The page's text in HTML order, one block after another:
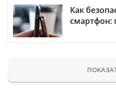
Как
смартфон: